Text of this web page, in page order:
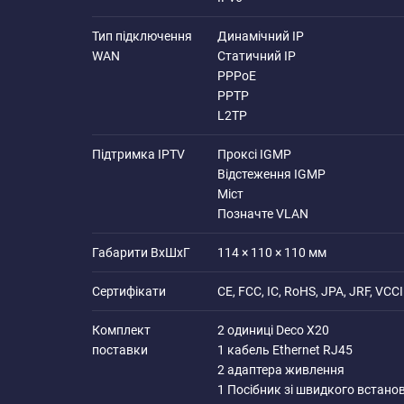
Тип підключення
WAN
Динамічний IP
Статичний IP
PPPoE
PPTP
L2TP
Підтримка IPTV
Проксі IGMP
Відстеження IGMP
Міст
Позначте VLAN
Габарити ВхШхГ 114 × 110 × 110 мм
Сертифікати CE, FCC, IC, RoHS, JPA, JRF, VCCI
Комплект
поставки
2 одиниці Deco X20
1 кабель Ethernet RJ45
2 адаптера живлення
1 Посібник зі швидкого